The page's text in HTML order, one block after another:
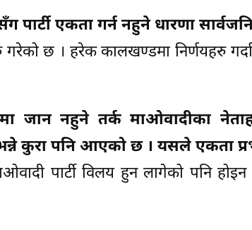
एकता गर्न नहुने धारणा
गरेको छ । हरेक कालखण्डमा निर्णयहरु
जान नहुने तर्क माओवादीका
कुरा पनि आएको छ । यसले एकता
पार्टी विलय हुन लागेको पनि